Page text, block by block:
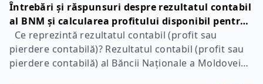
Întrebări și răspunsuri despre rezultatul contabil
al BNM și calcularea profitului disponibil pentru
distribuire
pierdere contabilă)? Rezultatul contabil (profit sau
pierdere contabilă) al Băncii Naționale a Moldovei